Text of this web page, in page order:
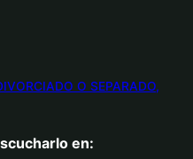
O SEPARADO
en: